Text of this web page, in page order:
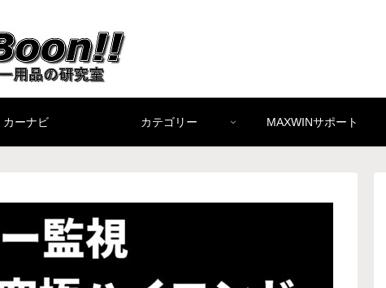
カーナビ カテゴリー MAXWINサポート